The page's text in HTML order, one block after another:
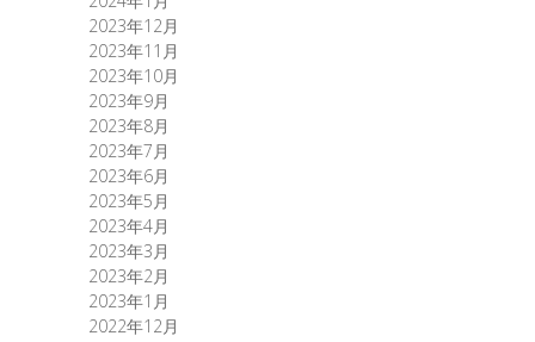
2023年12月
2023年11月
2023年10月
2023年9月
2023年8月
2023年7月
2023年6月
2023年5月
2023年4月
2023年3月
2023年2月
2023年1月
2022年12月